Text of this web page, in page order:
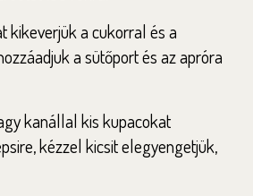
kikeverjük a cukorral és a
a sütőport és az apróra
kanállal kis kupacokat
kézzel kicsit elegyengetjük,